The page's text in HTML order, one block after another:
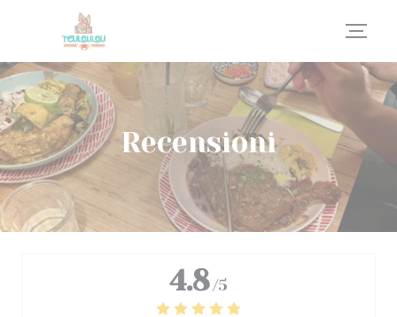
Personalizzazione delle tue scelte sui cookie
Recensioni
4.8 /5